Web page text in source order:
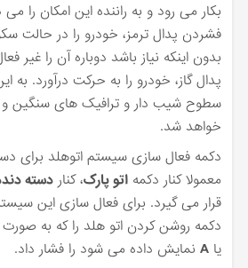
بکار می ‌رود و به راننده این امکان را
فشردن پدال ترمز، خودرو را در حالت
بدون اینکه نیاز باشد دوباره آن را غیر
پدال گاز، خودرو را به حرکت درآورد. به
سطوح شیب دار و ترافیک های سنگین و
خواهد شد.
دکمه فعال سازی سیستم اتوهلد برای
معمولا کنار دکمهاتو پارک، کناردسته
قرار می گیرد. برای فعال سازی این
دکمه روشن کردن اتو هلد را که به صورت
یاA نمایش داده می شود را فشار داد.